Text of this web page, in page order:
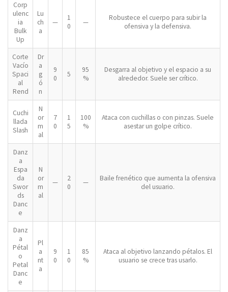
Corp
ulenc
ia
Bulk
Up
Lu
ch
a
—
1
0
—
Robustece el cuerpo para subir la
ofensiva y la defensiva.
Corte
Vacío
Spaci
al
Rend
Dr
a
g
ó
n
9
0
5
95
%
Desgarra al objetivo y el espacio a su
alrededor. Suele ser crítico.
Cuchi
llada
Slash
N
or
m
al
7
0
1
5
100
%
Ataca con cuchillas o con pinzas. Suele
asestar un golpe crítico.
Danz
a
Espa
da
Swor
ds
Danc
e
N
or
m
al
—
2
0
—
Baile frenético que aumenta la ofensiva
del usuario.
Danz
a
Pétal
o
Petal
Danc
e
Pl
a
nt
a
9
0
1
0
85
%
Ataca al objetivo lanzando pétalos. El
usuario se crece tras usarlo.